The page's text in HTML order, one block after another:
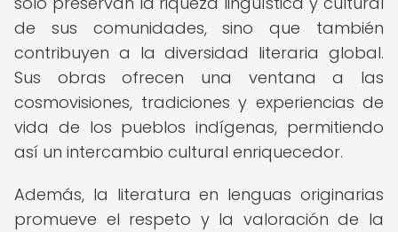
de sus comunidades, sino que también
contribuyen a la diversidad literaria global.
Sus obras ofrecen una ventana a las
cosmovisiones, tradiciones y experiencias de
vida de los pueblos indígenas, permitiendo
así un intercambio cultural enriquecedor.
Además, la literatura en lenguas originarias
promueve el respeto y la valoración de la